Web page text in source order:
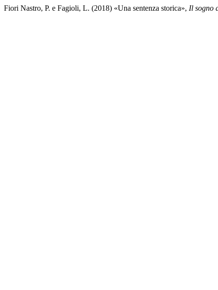
Fiori Nastro, P. e Fagioli, L. (2018) «Una sentenza storica», Il sogno